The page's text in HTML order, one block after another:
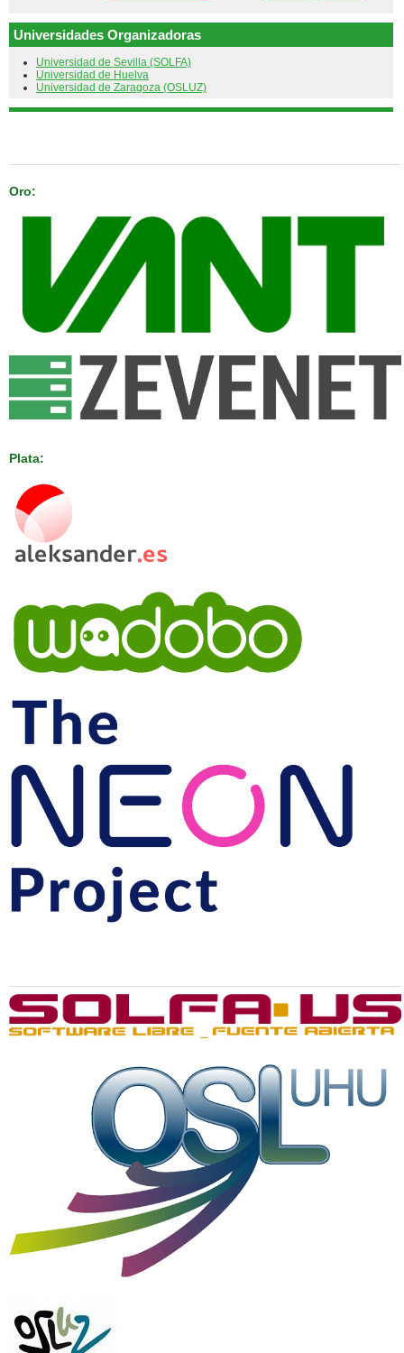
Universidades Organizadoras
Universidad de Sevilla (SOLFA)
Universidad de Huelva
Universidad de Zaragoza (OSLUZ)
Oro:
Plata: